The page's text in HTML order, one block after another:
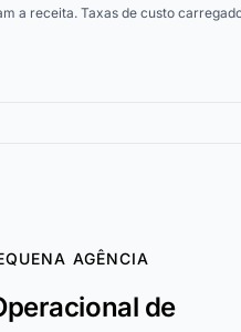
a receita. Taxas de custo
AGÊNCIA
de